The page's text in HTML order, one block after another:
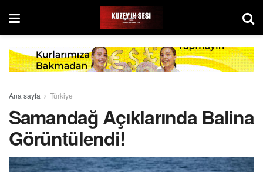
Ana sayfa Türkiye
Samandağ Açıklarında Balina
Görüntülendi!